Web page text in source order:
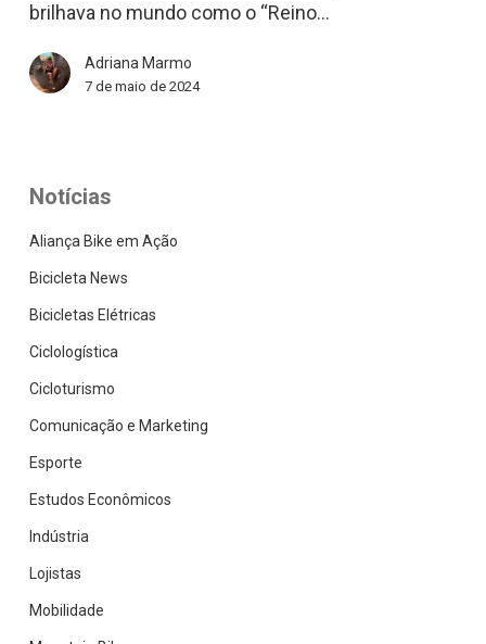
urbano
brilhava no mundo como o “Reino…
Adriana Marmo
7 de maio de 2024
Notícias
Aliança Bike em Ação
Bicicleta News
Bicicletas Elétricas
Ciclologística
Cicloturismo
Comunicação e Marketing
Esporte
Estudos Econômicos
Indústria
Lojistas
Mobilidade